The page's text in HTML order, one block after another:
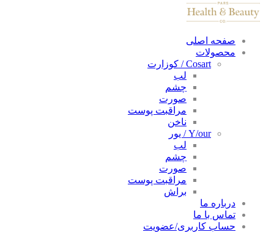
صفحه اصلی
محصولات
Cosart / کوزارت
لب
چشم
صورت
مراقبت پوست
ناخن
Y/our / یور
لب
چشم
صورت
مراقبت پوست
براش
درباره ما
تماس با ما
حساب کاربری/عضویت